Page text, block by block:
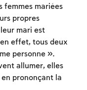
femmes mariées
propres
mari est
effet, tous deux
personne ».
allumer, elles
prononçant la